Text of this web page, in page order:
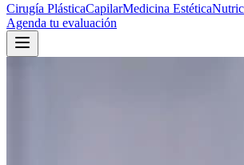
Cirugía PlásticaCapilarMedicina Estética
Agenda tu evaluación